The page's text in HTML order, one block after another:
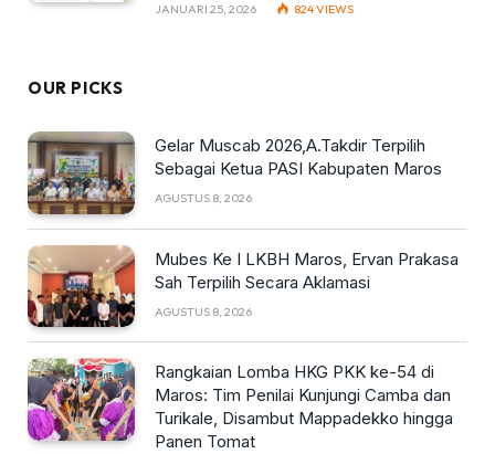
JANUARI 25, 2026 824VIEWS
OUR PICKS
Gelar Muscab 2026,A.Takdir Terpilih
Sebagai Ketua PASI Kabupaten Maros
AGUSTUS 8, 2026
Mubes Ke I LKBH Maros, Ervan Prakasa
Sah Terpilih Secara Aklamasi
AGUSTUS 8, 2026
Rangkaian Lomba HKG PKK ke-54 di
Maros: Tim Penilai Kunjungi Camba dan
Turikale, Disambut Mappadekko hingga
Panen Tomat